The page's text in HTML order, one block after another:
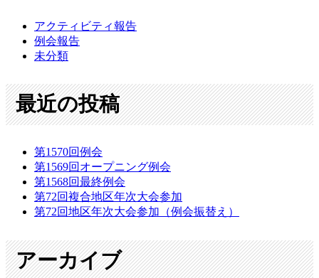
アクティビティ報告
例会報告
未分類
最近の投稿
第1570回例会
第1569回オープニング例会
第1568回最終例会
第72回複合地区年次大会参加
第72回地区年次大会参加（例会振替え）
アーカイブ